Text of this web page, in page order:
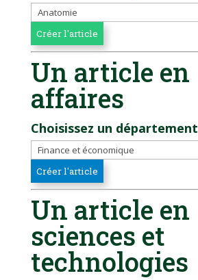
Un article en
affaires
Choisissez un département
Un article en
sciences et
technologies